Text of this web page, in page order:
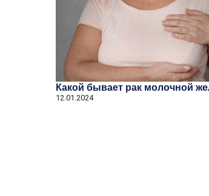
Какой бывает рак молочной
12.01.2024